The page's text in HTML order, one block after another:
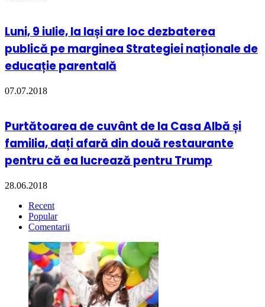
Luni, 9 iulie, la Iași are loc dezbaterea
publică pe marginea Strategiei naționale de
educație parentală
07.07.2018
Purtătoarea de cuvânt de la Casa Albă și
familia, dați afară din două restaurante
pentru că ea lucrează pentru Trump
28.06.2018
Recent
Popular
Comentarii